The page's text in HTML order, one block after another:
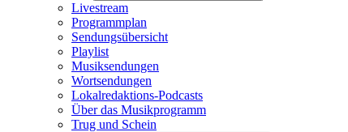
Livestream
Programmplan
Sendungsübersicht
Playlist
Musiksendungen
Wortsendungen
Lokalredaktions-Podcasts
Über das Musikprogramm
Trug und Schein